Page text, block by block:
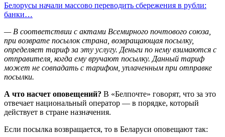
Белорусы начали массово переводить сбережения в рубли:
банки…
— В соответствии с актами Всемирного почтового союза,
при возврате посылок страна, возвращающая посылку,
определяет тариф за эту услугу. Деньги по нему взимаются с
отправителя, когда ему вручают посылку. Данный тариф
может не совпадать с тарифом, уплаченным при отправке
посылки.
А что насчет оповещений? В «Белпочте» говорят, что за это
отвечает национальный оператор — в порядке, который
действует в стране назначения.
Если посылка возвращается, то в Беларуси оповещают так: